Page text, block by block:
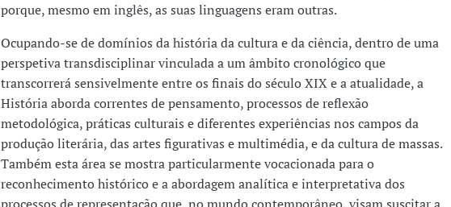
porque, mesmo em inglês, as suas linguagens eram outras.
Ocupando-se de domínios da história da cultura e da ciência, dentro de uma
perspetiva transdisciplinar vinculada a um âmbito cronológico que
transcorrerá sensivelmente entre os finais do século XIX e a atualidade, a
História aborda correntes de pensamento, processos de reflexão
metodológica, práticas culturais e diferentes experiências nos campos da
produção literária, das artes figurativas e multimédia, e da cultura de massas.
Também esta área se mostra particularmente vocacionada para o
reconhecimento histórico e a abordagem analítica e interpretativa dos